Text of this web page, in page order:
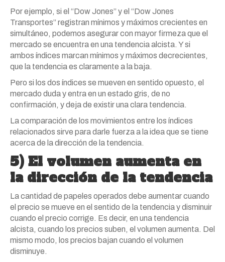
Por ejemplo, si el “Dow Jones” y el “Dow Jones
Transportes” registran mínimos y máximos crecientes en
simultáneo, podemos asegurar con mayor firmeza que el
mercado se encuentra en una tendencia alcista. Y si
ambos índices marcan mínimos y máximos decrecientes,
que la tendencia es claramente a la baja.
Pero si los dos índices se mueven en sentido opuesto, el
mercado duda y entra en un estado gris, de no
confirmación, y deja de existir una clara tendencia.
La comparación de los movimientos entre los índices
relacionados sirve para darle fuerza a la idea que se tiene
acerca de la dirección de la tendencia.
5) El volumen aumenta en
la dirección de la tendencia
La cantidad de papeles operados debe aumentar cuando
el precio se mueve en el sentido de la tendencia y disminuir
cuando el precio corrige. Es decir, en una tendencia
alcista, cuando los precios suben, el volumen aumenta. Del
mismo modo, los precios bajan cuando el volumen
disminuye.